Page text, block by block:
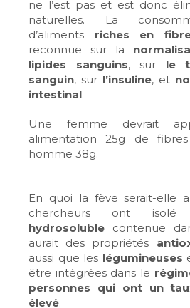
ne l’est pas et est donc
naturelles. La
d’aliments riches en
reconnue sur la
lipides sanguins, sur le
sanguin, sur l’insuline, et
intestinal.
Une femme devrait
alimentation 25g de
homme 38g.
En quoi la fève serait-elle
chercheurs ont
hydrosoluble contenue
aurait des propriétés
aussi que les légumineuses
être intégrées dans le
personnes qui ont un
élevé.